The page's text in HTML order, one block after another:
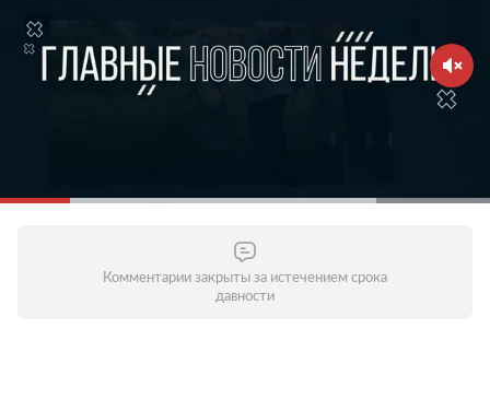
Комментарии закрыты за истечением срока
давности